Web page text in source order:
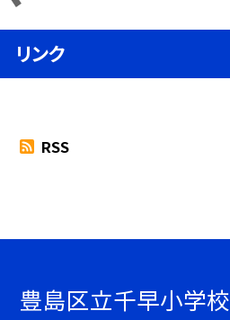
リンク
RSS
豊島区立千早小学校